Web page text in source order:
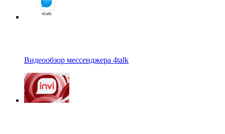
Видеообзор мессенджера 4talk